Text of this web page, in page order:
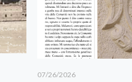
07/26/2026